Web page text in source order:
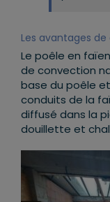
Les avantages
Le poêle en
de convection
base du poêle
conduits de la
diffusé dans la
douillette et